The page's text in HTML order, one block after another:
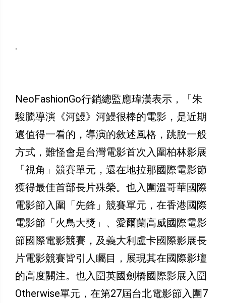
.
NeoFashionGo行銷總監應瑋漢表示，「朱
駿騰導演《河鰻》河鰻很棒的電影，是近期
還值得一看的，導演的敘述風格，跳脫一般
方式，難怪會是台灣電影首次入圍柏林影展
「視角」競賽單元，還在地拉那國際電影節
獲得最佳首部長片殊榮。也入圍溫哥華國際
電影節入圍「先鋒」競賽單元，在香港國際
電影節「火鳥大獎」、愛爾蘭高威國際電影
節國際電影競賽，及義大利盧卡國際影展長
片電影競賽皆引人矚目，展現其在國際影壇
的高度關注。也入圍英國劍橋國際影展入圍
Otherwise單元，在第27屆台北電影節入圍7